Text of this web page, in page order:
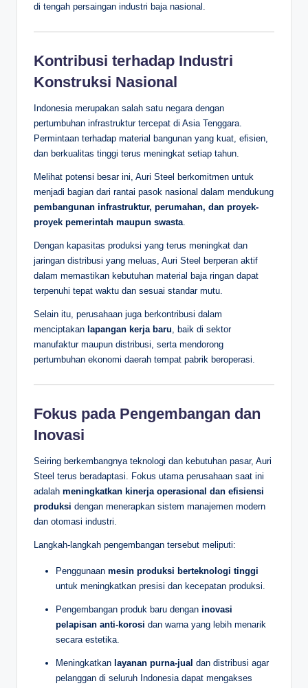
di tengah persaingan industri baja nasional.
Kontribusi terhadap Industri
Konstruksi Nasional
Indonesia merupakan salah satu negara dengan
pertumbuhan infrastruktur tercepat di Asia Tenggara.
Permintaan terhadap material bangunan yang kuat, efisien,
dan berkualitas tinggi terus meningkat setiap tahun.
Melihat potensi besar ini, Auri Steel berkomitmen untuk
menjadi bagian dari rantai pasok nasional dalam mendukung
pembangunan infrastruktur, perumahan, dan proyek-
proyek pemerintah maupun swasta
Dengan kapasitas produksi yang terus meningkat dan
jaringan distribusi yang meluas, Auri Steel berperan aktif
dalam memastikan kebutuhan material baja ringan dapat
terpenuhi tepat waktu dan sesuai standar mutu.
Selain itu, perusahaan juga berkontribusi dalam
menciptakan lapangan kerja baru , baik di sektor
manufaktur maupun distribusi, serta mendorong
pertumbuhan ekonomi daerah tempat pabrik beroperasi.
Fokus pada Pengembangan dan
Inovasi
Seiring berkembangnya teknologi dan kebutuhan pasar, Auri
Steel terus beradaptasi. Fokus utama perusahaan saat ini
adalah meningkatkan kinerja operasional dan efisiensi
produksi dengan menerapkan sistem manajemen modern
dan otomasi industri.
Langkah-langkah pengembangan tersebut meliputi:
Penggunaan mesin produksi berteknologi tinggi
untuk meningkatkan presisi dan kecepatan produksi.
Pengembangan produk baru dengan inovasi
pelapisan anti-korosi dan warna yang lebih menarik
secara estetika.
Meningkatkan layanan purna-jual dan distribusi agar
pelanggan di seluruh Indonesia dapat mengakses